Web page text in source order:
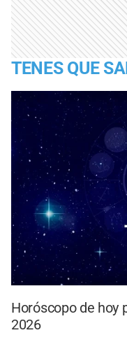
TENES QUE
Horóscopo de hoy
2026